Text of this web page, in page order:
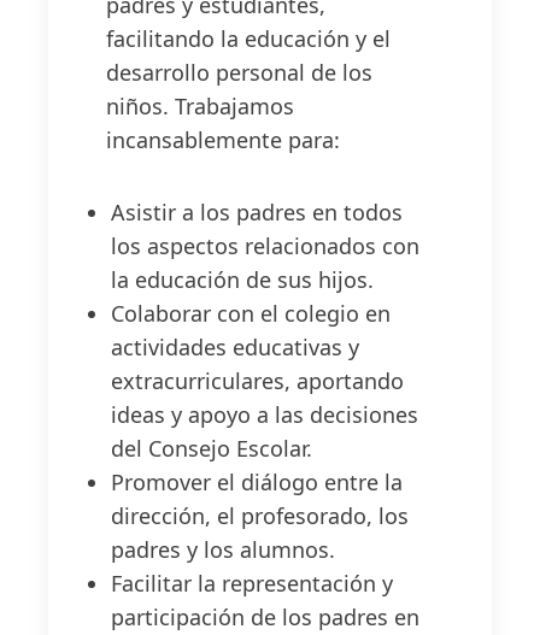
facilitando la educación y el
desarrollo personal de los
niños. Trabajamos
incansablemente para:
Asistir a los padres en todos
los aspectos relacionados con
la educación de sus hijos.
Colaborar con el colegio en
actividades educativas y
extracurriculares, aportando
ideas y apoyo a las decisiones
del Consejo Escolar.
Promover el diálogo entre la
dirección, el profesorado, los
padres y los alumnos.
Facilitar la representación y
participación de los padres en